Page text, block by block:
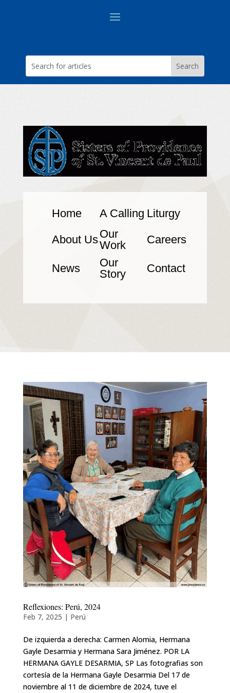
Home A Calling Liturgy
About UsOur
Work
Careers
News
Our
Story
Contact
Reflexiones: Perú, 2024
Feb 7, 2025 | Perú
De izquierda a derecha: Carmen Alomia, Hermana
Gayle Desarmia y Hermana Sara Jiménez. POR LA
HERMANA GAYLE DESARMIA, SP Las fotografias son
cortesía de la Hermana Gayle Desarmia Del 17 de
noviembre al 11 de diciembre de 2024, tuve el